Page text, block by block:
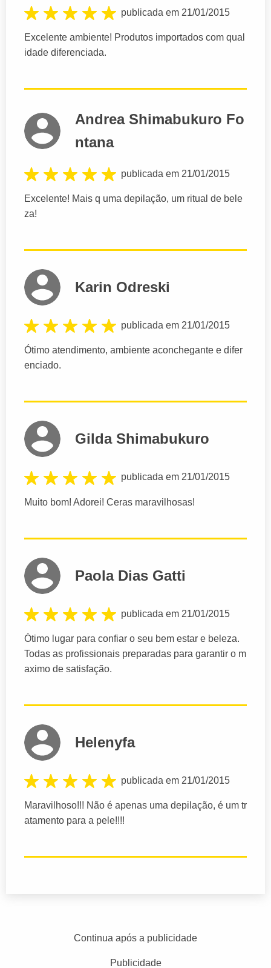
publicada em 21/01/2015
Excelente ambiente! Produtos importados com qual
idade diferenciada.
Andrea Shimabukuro Fo
ntana
publicada em 21/01/2015
Excelente! Mais q uma depilação, um ritual de bele
za!
Karin Odreski
publicada em 21/01/2015
Ótimo atendimento, ambiente aconchegante e difer
enciado.
Gilda Shimabukuro
publicada em 21/01/2015
Muito bom! Adorei! Ceras maravilhosas!
Paola Dias Gatti
publicada em 21/01/2015
Ótimo lugar para confiar o seu bem estar e beleza.
Todas as profissionais preparadas para garantir o m
aximo de satisfação.
Helenyfa
publicada em 21/01/2015
Maravilhoso!!! Não é apenas uma depilação, é um tr
atamento para a pele!!!!
Continua após a publicidade
Publicidade